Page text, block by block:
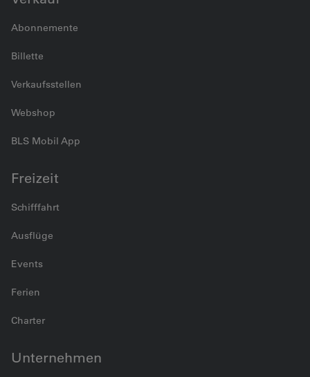
Abonnemente
Billette
Verkaufsstellen
Webshop
BLS Mobil App
Freizeit
Schifffahrt
Ausflüge
Events
Ferien
Charter
Unternehmen